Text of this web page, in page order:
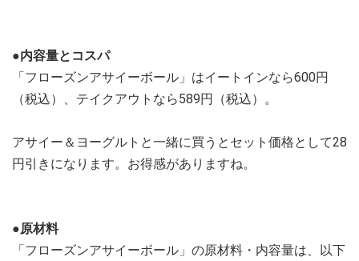
●内容量とコスパ
「フローズンアサイーボール」はイートインなら600円
（税込）、テイクアウトなら589円（税込）。
アサイー＆ヨーグルトと一緒に買うとセット価格として28
円引きになります。お得感がありますね。
●原材料
「フローズンアサイーボール」の原材料・内容量は、以下